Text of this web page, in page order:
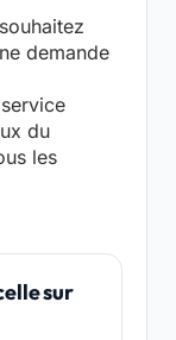
demande
du
les
sur